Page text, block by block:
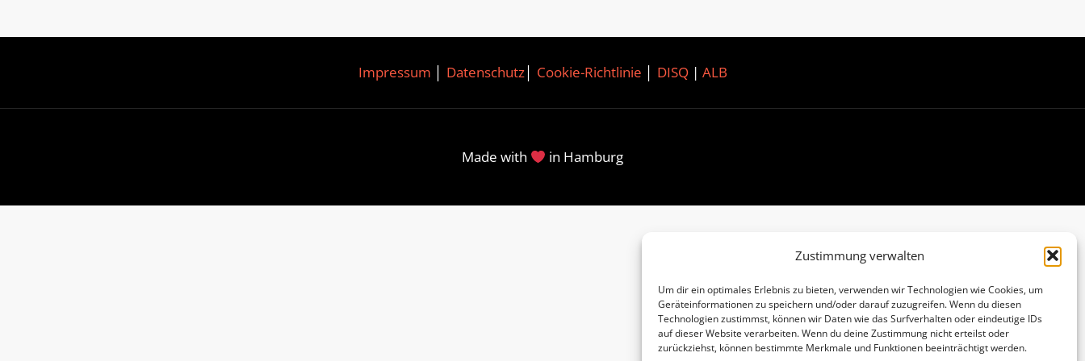
Zustimmung verwalten
Um dir ein optimales Erlebnis zu bieten, verwenden wir Technologien wie Cookies, um
Geräteinformationen zu speichern und/oder darauf zuzugreifen. Wenn du diesen
Technologien zustimmst, können wir Daten wie das Surfverhalten oder eindeutige IDs
auf dieser Website verarbeiten. Wenn du deine Zustimmung nicht erteilst oder
zurückziehst, können bestimmte Merkmale und Funktionen beeinträchtigt werden.
Impressum Datenschutz│ Cookie-Richtlinie DISQ| ALB
Made with in Hamburg